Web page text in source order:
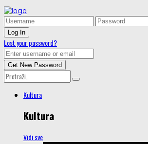
Lost your password?
Kultura
Kultura
Vidi sve